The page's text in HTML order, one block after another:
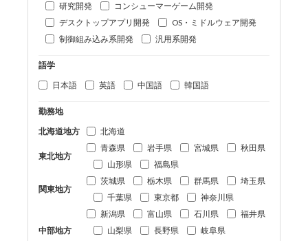
研究開発
コンシューマーゲーム開発
デスクトップアプリ開発
OS・ミドルウェア開発
制御組み込み系開発
汎用系開発
語学
日本語
英語 中国語 韓国語
勤務地
北海道地方
北海道
東北地方
青森県 岩手県 宮城県
秋田県
山形県
福島県
関東地方
茨城県 栃木県 群馬県
埼玉県
千葉県
東京都 神奈川県
中部地方
新潟県 富山県 石川県
福井県
山梨県
長野県
岐阜県